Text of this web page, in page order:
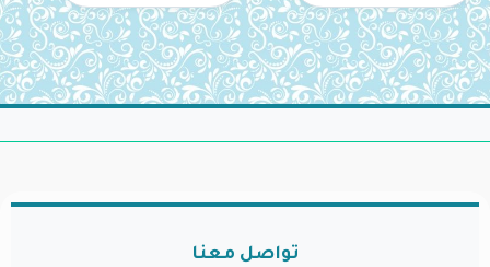
تواصل معنا